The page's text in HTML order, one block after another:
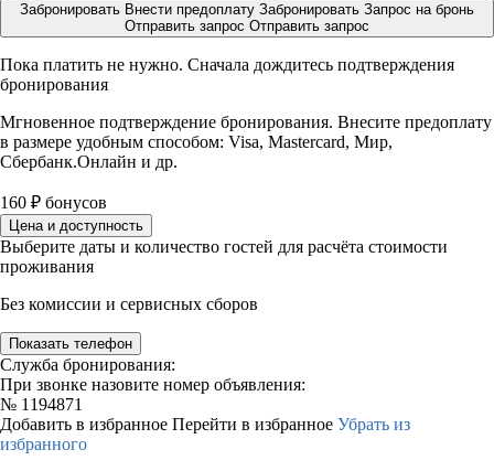
Забронировать Внести предоплату Забронировать Запрос на бронь
Отправить запрос Отправить запрос
Пока платить не нужно. Сначала дождитесь подтверждения
бронирования
Мгновенное подтверждение бронирования. Внесите предоплату
в размере удобным способом: Visa, Mastercard, Мир,
Сбербанк.Онлайн и др.
160 ₽ бонусов
Цена и доступность
Выберите даты и количество гостей для расчёта стоимости
проживания
Без комиссии и сервисных сборов
Показать телефон
Служба бронирования:
При звонке назовите номер объявления:
№ 1194871
Добавить в избранное Перейти в избранное Убрать из
избранного